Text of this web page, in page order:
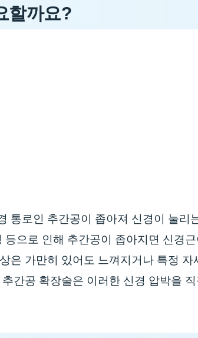
할까요?
통로인 추간공이 좁아져 신경이 눌
으로 인해 추간공이 좁아지면 신경
은 가만히 있어도 느껴지거나 특정
간공 확장술은 이러한 신경 압박을